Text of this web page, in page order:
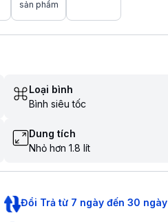
sản phẩm
Loại bình
Bình siêu tốc
Dung tích
Nhỏ hơn 1.8 lít
Đổi Trả từ 7 ngày đến 30 ngày